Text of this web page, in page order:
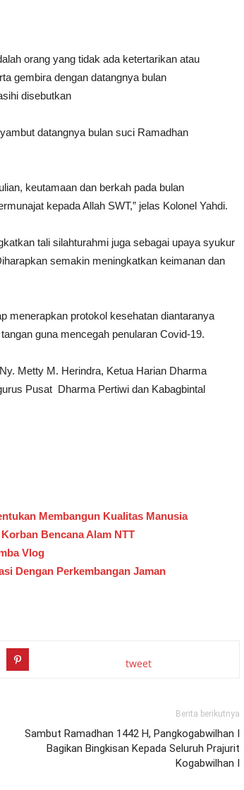
orang yang tidak ada ketertarikan atau
gembira dengan datangnya bulan
disebutkan
datangnya bulan suci Ramadhan
keutamaan dan berkah pada bulan
kepada Allah SWT,” jelas Kolonel Yahdi.
tali silahturahmi juga sebagai upaya syukur
semakin meningkatkan keimanan dan
menerapkan protokol kesehatan diantaranya
guna mencegah penularan Covid-19.
Metty M. Herindra, Ketua Harian Dharma
Pusat Dharma Pertiwi dan Kabagbintal
Membangun Kualitas Manusia
Bencana Alam NTT
Vlog
Dengan Perkembangan Jaman
tweet
Berita berikutnya
Sambut Ramadhan 1442 H, Pangkogabwilhan I
Bagikan Bingkisan Kepada Seluruh Prajurit
Kogabwilhan I